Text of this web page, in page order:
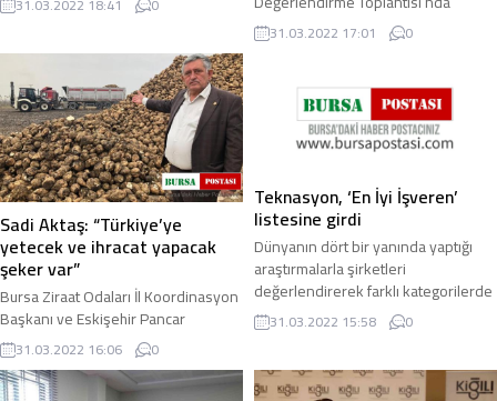
konuşan Rize Valisi Kemal Çeber,
“Havalimanı turizmle direk ilgili.
31.03.2022 17:01 0
Sadi Aktaş: “Türkiye’ye
yetecek ve ihracat yapacak
şeker var”
Bursa Ziraat Odaları İl Koordinasyon
Başkanı ve Eskişehir Pancar
Kooperatifi Yönetim Kurulu Üyesi
Sadi Aktaş, Türkiye’de şeker
sıkıntısının ...
31.03.2022 16:06 0
Teknasyon, ‘En İyi İşveren’
listesine girdi
Dünyanın dört bir yanında yaptığı
araştırmalarla şirketleri
değerlendirerek farklı kategorilerde
başarılı bulduğu firmaları
ödüllendiren Great ...
31.03.2022 15:58 0